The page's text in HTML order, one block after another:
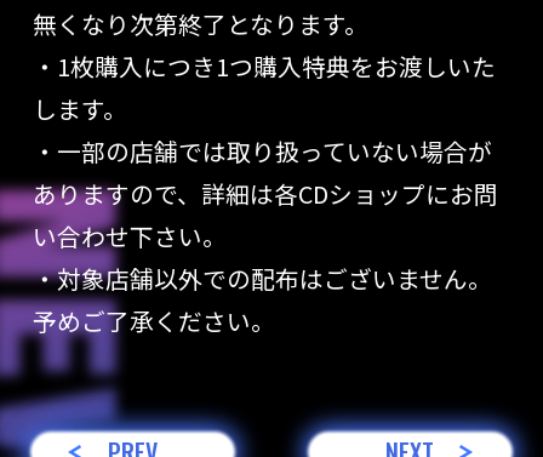
無くなり次第終了となります。
・1枚購入につき1つ購入特典をお渡しいた
します。
・一部の店舗では取り扱っていない場合が
ありますので、詳細は各CDショップにお問
い合わせ下さい。
・対象店舗以外での配布はございません。
予めご了承ください。